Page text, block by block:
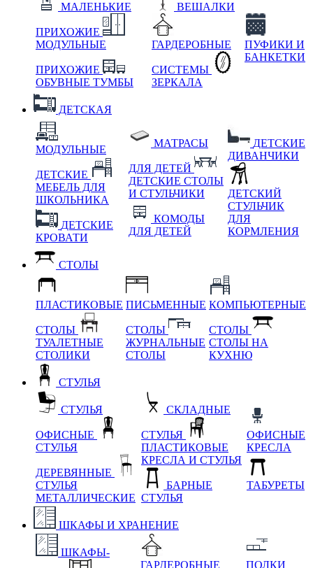
МАЛЕНЬКИЕ
ПРИХОЖИЕ
МОДУЛЬНЫЕ
ПРИХОЖИЕ
ОБУВНЫЕ ТУМБЫ
ВЕШАЛКИ
ГАРДЕРОБНЫЕ
СИСТЕМЫ
ЗЕРКАЛА
ПУФИКИ И
БАНКЕТКИ
ДЕТСКАЯ
МОДУЛЬНЫЕ
ДЕТСКИЕ
МЕБЕЛЬ ДЛЯ
ШКОЛЬНИКА
ДЕТСКИЕ
КРОВАТИ
МАТРАСЫ
ДЛЯ ДЕТЕЙ
ДЕТСКИЕ СТОЛЫ
И СТУЛЬЧИКИ
КОМОДЫ
ДЛЯ ДЕТЕЙ
ДЕТСКИЕ
ДИВАНЧИКИ
ДЕТСКИЙ
СТУЛЬЧИК
ДЛЯ
КОРМЛЕНИЯ
СТОЛЫ
ПЛАСТИКОВЫЕ
СТОЛЫ
ТУАЛЕТНЫЕ
СТОЛИКИ
ПИСЬМЕННЫЕ
СТОЛЫ
ЖУРНАЛЬНЫЕ
СТОЛЫ
КОМПЬЮТЕРНЫЕ
СТОЛЫ
СТОЛЫ НА
КУХНЮ
СТУЛЬЯ
СТУЛЬЯ
ОФИСНЫЕ
СТУЛЬЯ
ДЕРЕВЯННЫЕ
СТУЛЬЯ
МЕТАЛЛИЧЕСКИЕ
СКЛАДНЫЕ
СТУЛЬЯ
ПЛАСТИКОВЫЕ
КРЕСЛА И СТУЛЬЯ
БАРНЫЕ
СТУЛЬЯ
ОФИСНЫЕ
КРЕСЛА
ТАБУРЕТЫ
ШКАФЫ И ХРАНЕНИЕ
ШКАФЫ-
ГАРДЕРОБНЫЕ
ПОЛКИ